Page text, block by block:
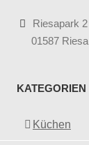
Riesapark 2
01587 Riesa
KATEGORIEN
Küchen